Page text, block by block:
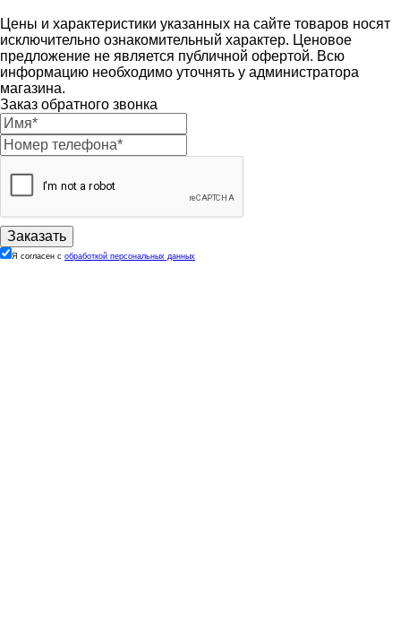
Цены и характеристики указанных на сайте товаров носят
исключительно ознакомительный характер. Ценовое
предложение не является публичной офертой. Всю
информацию необходимо уточнять у администратора
магазина.
Заказ обратного звонка
Я согласен с обработкой персональных данных